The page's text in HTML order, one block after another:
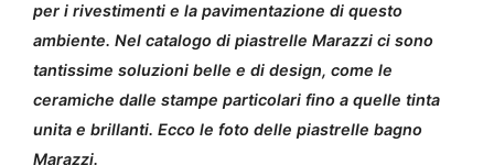
per i rivestimenti e la pavimentazione di questo
ambiente. Nel catalogo di piastrelle Marazzi ci sono
tantissime soluzioni belle e di design, come le
ceramiche dalle stampe particolari fino a quelle tinta
unita e brillanti. Ecco le foto delle piastrelle bagno
Marazzi.